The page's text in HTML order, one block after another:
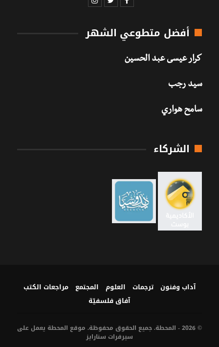
أفضل متطوعي الشهر
كرار عيسى عبد الحسين
سيد رجب
سامح هواري
الشركاء
آداب وفنون ترجمات العلوم المجتمع
مراجعات الكتب
آفاق فلسفيّة‎
© 2026 - المحطة. جميع الحقوق محفوظة. موقع المحطة يعمل على
سيرفرات سنارايز